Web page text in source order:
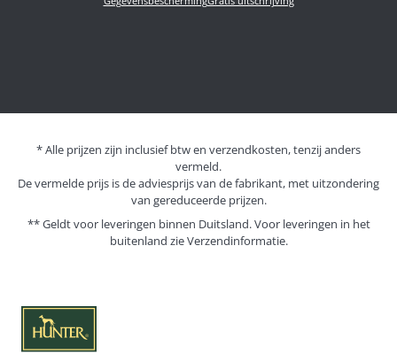
* Alle prijzen zijn inclusief btw en verzendkosten, tenzij anders
vermeld.
De vermelde prijs is de adviesprijs van de fabrikant, met uitzondering
van gereduceerde prijzen.
** Geldt voor leveringen binnen Duitsland. Voor leveringen in het
buitenland zieVerzendinformatie.